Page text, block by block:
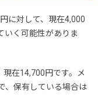
に対して、現在4,000
いく可能性がありま
在14,700円です。メ
、保有している場合は